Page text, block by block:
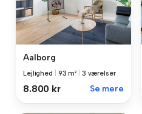
Aalborg
Lejlighed 93 m² 3 værelser
8.800 kr Se mere